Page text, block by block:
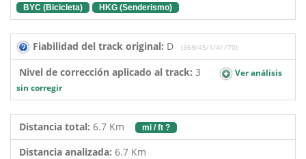
BYC (Bicicleta) HKG (Senderismo)
Fiabilidad del track original: D (369/45/1/4/-/70)
Nivel de corrección aplicado al track: 3
Ver análisis
sin corregir
Distancia total: 6.7 Km mi / ft ?
Distancia analizada: 6.7 Km